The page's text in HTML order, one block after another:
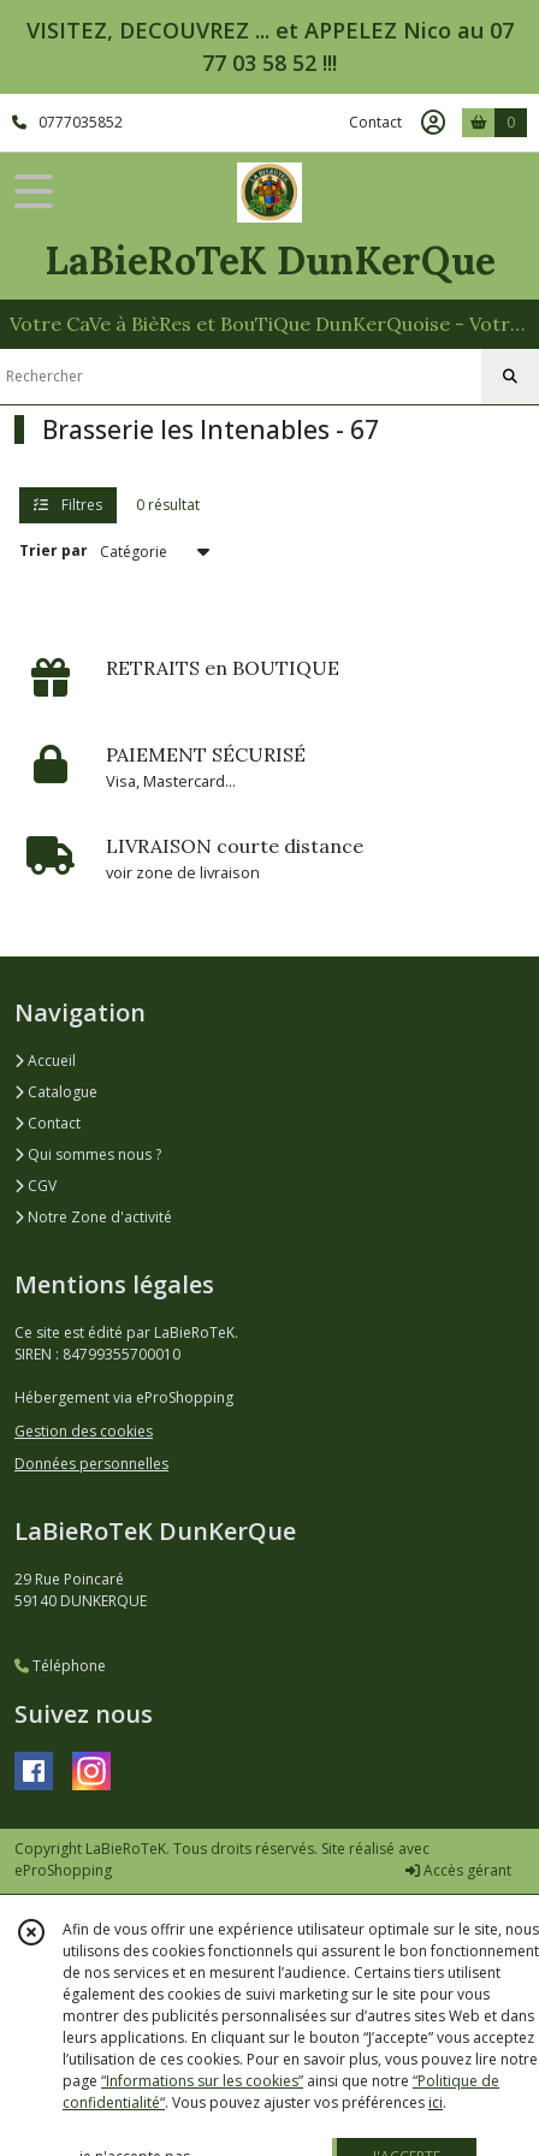
VISITEZ, DECOUVREZ ... et APPELEZ Nico au 07
77 03 58 52 !!!
0777035852 Contact 0
LaBieRoTeK DunKerQue
Votre CaVe à BièRes et BouTiQue DunKerQuoise - Votre Spécialiste des Paniers Garnis
Brasserie les Intenables - 67
Filtres 0 résultat
Trier par
RETRAITS en BOUTIQUE
PAIEMENT SÉCURISÉ
Visa, Mastercard...
LIVRAISON courte distance
voir zone de livraison
Fermer
FILTRES
Tous
les
produits
Canette
Alu
33cl
-
1989
(1)
Débauche
Brewing
(8)
Brasserie
Fauve
34
du
Grand
-
93
Hoppy
54
Outer
Range
74
Pays
Flamand
-
59
(3)
Brasserie
Piggy
Brewing
-
54
Navigation
Accueil
Catalogue
Contact
Qui sommes nous ?
CGV
Notre Zone d'activité
Mentions légales
Ce site est édité par LaBieRoTeK.
SIREN : 84799355700010
Hébergement via eProShopping
Gestion des cookies
Données personnelles
LaBieRoTeK DunKerQue
29 Rue Poincaré
59140 DUNKERQUE
Téléphone
Suivez nous
Copyright LaBieRoTeK. Tous droits réservés. Site réalisé avec
eProShopping
Accès gérant
Afin de vous offrir une expérience utilisateur optimale sur le site, nous
utilisons des cookies fonctionnels qui assurent le bon fonctionnement
de nos services et en mesurent l’audience. Certains tiers utilisent
également des cookies de suivi marketing sur le site pour vous
montrer des publicités personnalisées sur d’autres sites Web et dans
leurs applications. En cliquant sur le bouton “J’accepte” vous acceptez
l’utilisation de ces cookies. Pour en savoir plus, vous pouvez lire notre
page “Informations sur les cookies” ainsi que notre “Politique de
confidentialité“. Vous pouvez ajuster vos préférences ici.